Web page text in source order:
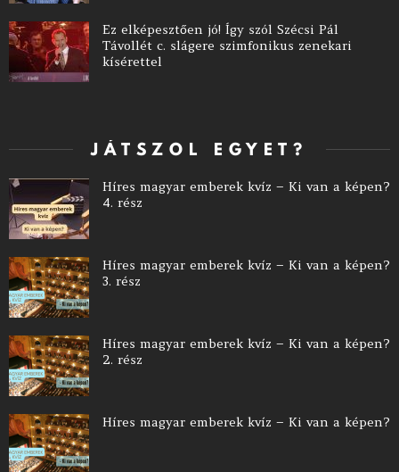
Ez elképesztően jó! Így szól Szécsi Pál
Távollét c. slágere szimfonikus zenekari
kísérettel
JÁTSZOL EGYET?
Híres magyar emberek kvíz – Ki van a képen?
4. rész
Híres magyar emberek kvíz – Ki van a képen?
3. rész
Híres magyar emberek kvíz – Ki van a képen?
2. rész
Híres magyar emberek kvíz – Ki van a képen?